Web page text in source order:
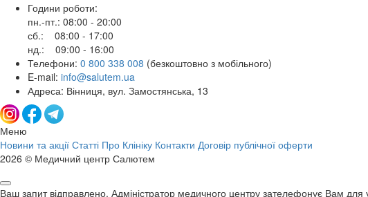
Години роботи:
пн.-пт.: 08:00 - 20:00
сб.: 08:00 - 17:00
нд.: 09:00 - 16:00
Телефони: 0 800 338 008 (безкоштовно з мобільного)
E-mail: info@salutem.ua
Адреса: Вінниця, вул. Замостянська, 13
Меню
Новини та акції Статті Про Клініку Контакти Договір публічної оферти
2026 © Медичний центр Салютем
Ваш запит відправлено. Адміністратор медичного центру зателефонує Вам